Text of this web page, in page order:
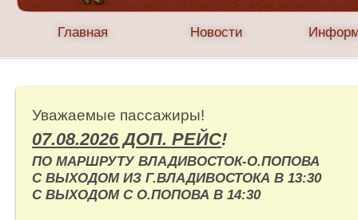
Главная Новости
Уважаемые пассажиры!
07.08.2026 ДОП. РЕЙС!
ПО МАРШРУТУ ВЛАДИВОСТОК-О.ПОПОВА
С ВЫХОДОМ ИЗ Г.ВЛАДИВОСТОКА В 13:30
С ВЫХОДОМ С О.ПОПОВА В 14:30